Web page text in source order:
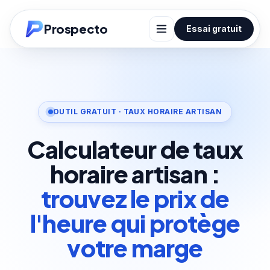
Prospecto Essai gratuit
OUTIL GRATUIT · TAUX HORAIRE ARTISAN
Calculateur de taux
horaire artisan :
trouvez le prix de
l'heure qui protège
votre marge